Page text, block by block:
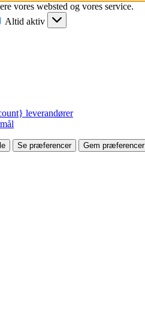
vores websted og vores service.
Funktionsdygtige-
cookies
Altid aktiv
leverandører
Se præferencer Gem præferencer